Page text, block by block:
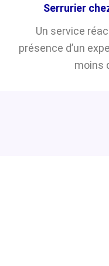
Serrurier
Un service
présence d’un
moins